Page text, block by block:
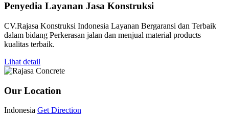
Penyedia Layanan Jasa Konstruksi
CV.Rajasa Konstruksi Indonesia Layanan Bergaransi dan Terbaik
dalam bidang Perkerasan jalan dan menjual material products
kualitas terbaik.
Lihat detail
Our Location
Indonesia Get Direction